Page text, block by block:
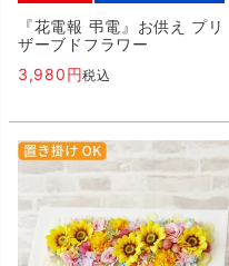
『花電報 弔電』お供え プリ
ザーブドフラワー
3,980
税込